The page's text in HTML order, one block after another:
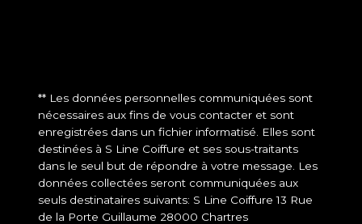
** Les données personnelles communiquées sont
nécessaires aux fins de vous contacter et sont
enregistrées dans un fichier informatisé. Elles sont
destinées à S Line Coiffure et ses sous-traitants
dans le seul but de répondre à votre message. Les
données collectées seront communiquées aux
seuls destinataires suivants: S Line Coiffure 13 Rue
de la Porte Guillaume 28000 Chartres